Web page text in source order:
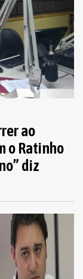
ao
o Ratinho
diz